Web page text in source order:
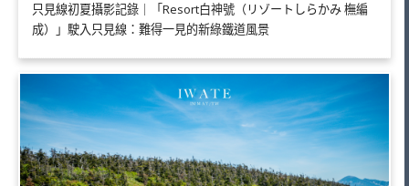
只見線初夏攝影記錄｜「Resort白神號（リゾートしらかみ 橅編
成）」駛入只見線：難得一見的新綠鐵道風景